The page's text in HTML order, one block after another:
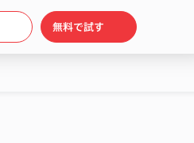
無料で試す